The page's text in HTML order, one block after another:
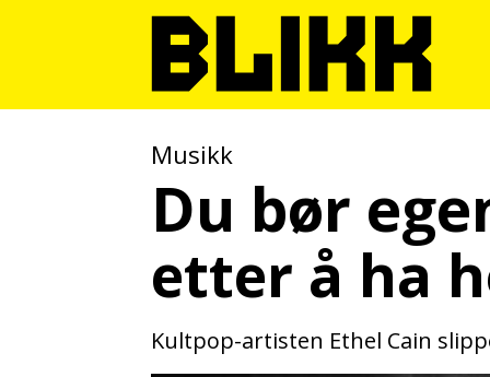
Musikk
Du bør
etter å ha
Kultpop-artisten Ethel Cain